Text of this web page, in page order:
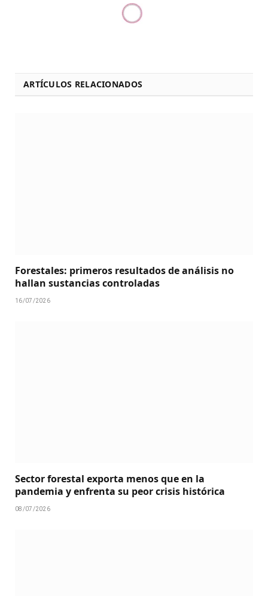
ARTÍCULOS RELACIONADOS
Forestales: primeros resultados de análisis no
hallan sustancias controladas
16/07/2026
Sector forestal exporta menos que en la
pandemia y enfrenta su peor crisis histórica
08/07/2026